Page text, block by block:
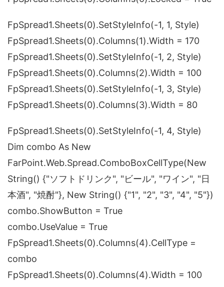
FpSpread1.Sheets(0).SetStyleInfo(-1, 1, Style)
FpSpread1.Sheets(0).Columns(1).Width = 170
FpSpread1.Sheets(0).SetStyleInfo(-1, 2, Style)
FpSpread1.Sheets(0).Columns(2).Width = 100
FpSpread1.Sheets(0).SetStyleInfo(-1, 3, Style)
FpSpread1.Sheets(0).Columns(3).Width = 80
FpSpread1.Sheets(0).SetStyleInfo(-1, 4, Style)
Dim combo As New
FarPoint.Web.Spread.ComboBoxCellType(New
String() {"ソフトドリンク", "ビール", "ワイン", "日
本酒", "焼酎"}, New String() {"1", "2", "3", "4", "5"})
combo.ShowButton = True
combo.UseValue = True
FpSpread1.Sheets(0).Columns(4).CellType =
combo
FpSpread1.Sheets(0).Columns(4).Width = 100